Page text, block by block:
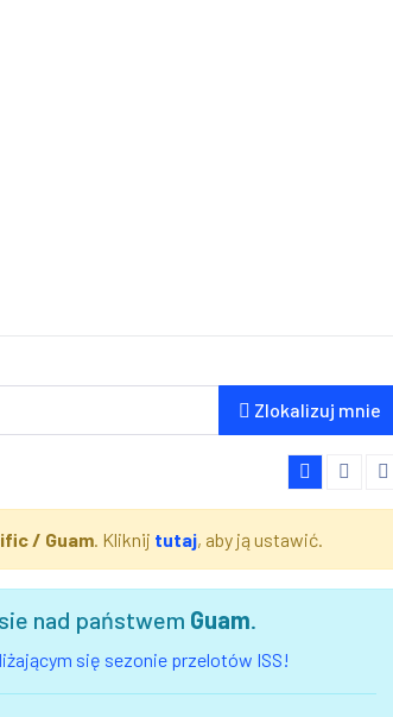
Zlokalizuj mnie
/ Guam. Kliknij tutaj, aby ją ustawić.
nad państwem Guam.
się sezonie przelotów ISS!